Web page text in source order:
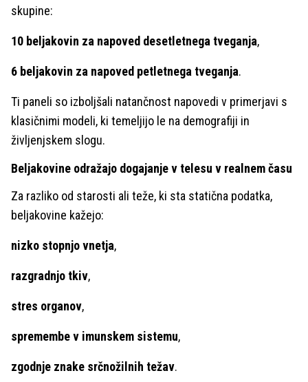
skupine:
10 beljakovin za napoved desetletnega tveganja,
6 beljakovin za napoved petletnega tveganja.
Ti paneli so izboljšali natančnost napovedi v primerjavi s
klasičnimi modeli, ki temeljijo le na demografiji in
življenjskem slogu.
Beljakovine odražajo dogajanje v telesu v realnem času
Za razliko od starosti ali teže, ki sta statična podatka,
beljakovine kažejo:
nizko stopnjo vnetja,
razgradnjo tkiv,
stres organov,
spremembe v imunskem sistemu,
zgodnje znake srčnožilnih težav.